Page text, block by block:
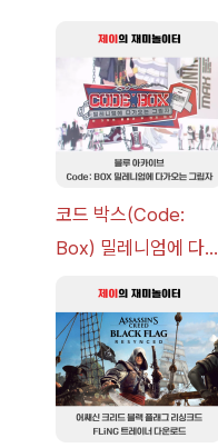
코드 박스(Code:
Box) 밀레니엄에 다가
략 [복각] | 블루 아카
이브